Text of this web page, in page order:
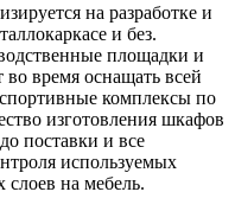
на разработке и
и без.
площадки и
время оснащать всей
комплексы по
изготовления шкафов
поставки и все
используемых
слоев на мебель.